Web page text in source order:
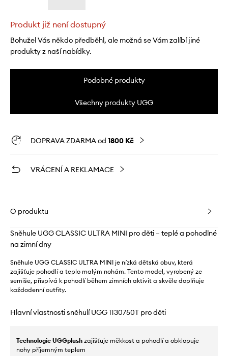
Produkt již není dostupný
Bohužel Vás někdo předběhl, ale možná se Vám zalíbí jiné
produkty z naší nabídky.
Podobné produkty
Všechny produkty UGG
DOPRAVA ZDARMA od 1800 Kč
VRÁCENÍ A REKLAMACE
O produktu
Sněhule UGG CLASSIC ULTRA MINI pro děti – teplé a pohodlné
na zimní dny
Sněhule UGG CLASSIC ULTRA MINI je nízká dětská obuv, která
zajišťuje pohodlí a teplo malým nohám. Tento model, vyrobený ze
semiše, přispívá k pohodlí během zimních aktivit a skvěle doplňuje
každodenní outfity.
Hlavní vlastnosti sněhulí UGG 1130750T pro děti
Technologie UGGplush zajišťuje měkkost a pohodlí a obklopuje
nohy příjemným teplem